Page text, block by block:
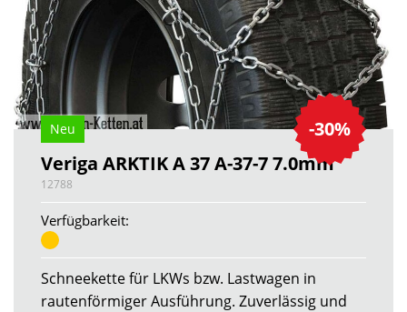
-30%
Neu
Veriga ARKTIK A 37 A-37-7 7.0mm
12788
Verfügbarkeit:
Schneekette für LKWs bzw. Lastwagen in
rautenförmiger Ausführung. Zuverlässig und